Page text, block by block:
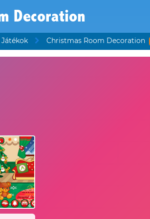
Decoration
Játékok Christmas Room Decoration